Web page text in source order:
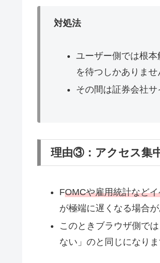
対処法
ユーザー側では根
を待つしかありませ
その間は証券会社
理由③：アクセス集
FOMCや雇用統計など
が極端に遅くなる場合が
このときブラウザ側で
ない」のと同じになりま